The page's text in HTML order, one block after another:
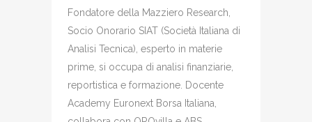
Fondatore della Mazziero Research,
Socio Onorario SIAT (Società Italiana di
Analisi Tecnica), esperto in materie
prime, si occupa di analisi finanziarie,
reportistica e formazione. Docente
Academy Euronext Borsa Italiana,